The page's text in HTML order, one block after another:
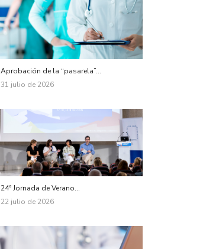
Aprobación de la “pasarela”...
31 julio de 2026
24ª Jornada de Verano...
22 julio de 2026